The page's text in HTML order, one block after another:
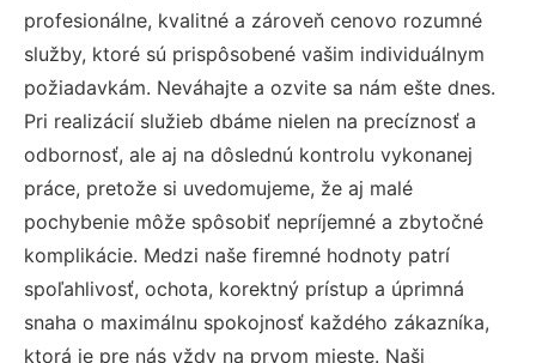
profesionálne, kvalitné a zároveň cenovo rozumné
služby, ktoré sú prispôsobené vašim individuálnym
požiadavkám. Neváhajte a ozvite sa nám ešte dnes.
Pri realizácií služieb dbáme nielen na precíznosť a
odbornosť, ale aj na dôslednú kontrolu vykonanej
práce, pretože si uvedomujeme, že aj malé
pochybenie môže spôsobiť nepríjemné a zbytočné
komplikácie. Medzi naše firemné hodnoty patrí
spoľahlivosť, ochota, korektný prístup a úprimná
snaha o maximálnu spokojnosť každého zákazníka,
ktorá je pre nás vždy na prvom mieste. Naši